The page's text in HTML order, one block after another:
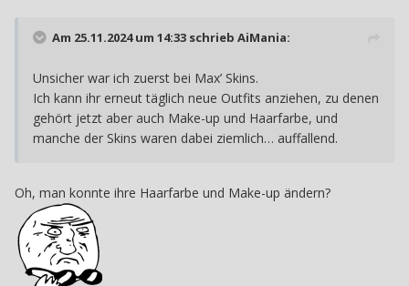
Am 25.11.2024 um 14:33 schrieb AiMania:
Unsicher war ich zuerst bei Max’ Skins.
Ich kann ihr erneut täglich neue Outfits anziehen, zu denen
gehört jetzt aber auch Make-up und Haarfarbe, und
manche der Skins waren dabei ziemlich… auffallend.
Oh, man konnte ihre Haarfarbe und Make-up ändern?